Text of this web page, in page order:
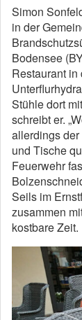
Simon
in der
Bodensee
Restaurant
Stühle dort
schreibt er.
allerdings
und Tische
Feuerwehr
Seils im
zusammen
kostbare Zeit.